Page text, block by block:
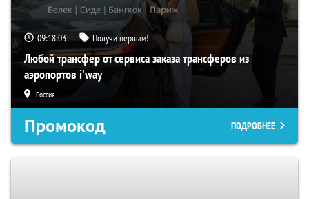
09:18:02 Получи первым!
Любой трансфер от сервиса заказа трансферов из
аэропортов i'way
Россия
Промокод ПОДРОБНЕЕ